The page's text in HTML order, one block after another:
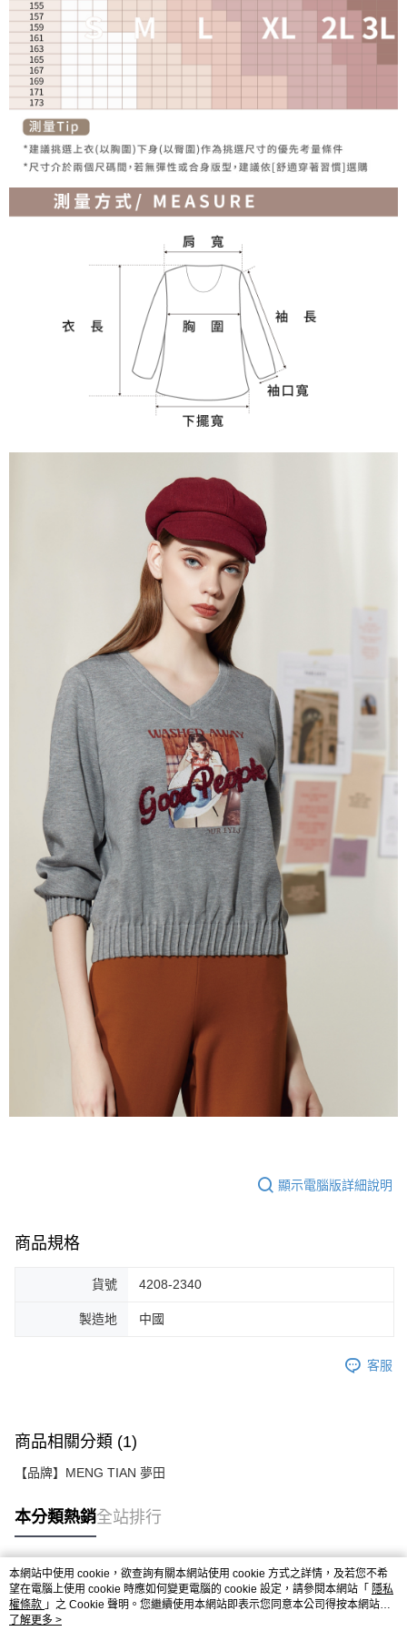
顯示電腦版詳細說明
商品規格
貨號 4208-2340
製造地 中國
客服
商品相關分類 (1)
【品牌】MENG TIAN 夢田
本分類熱銷全站排行
熱門標籤
本網站中使用 cookie，欲查詢有關本網站使用 cookie 方式之詳情，及若您不希
望在電腦上使用 cookie 時應如何變更電腦的 cookie 設定，請參閱本網站「 隱私
權條款 」之 Cookie 聲明。您繼續使用本網站即表示您同意本公司得按本網站使
用條款之 Cookie 聲明使用 cookie。
了解更多 >